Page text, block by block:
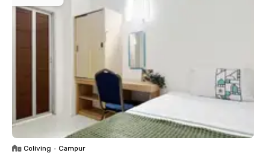
Coliving • Campur